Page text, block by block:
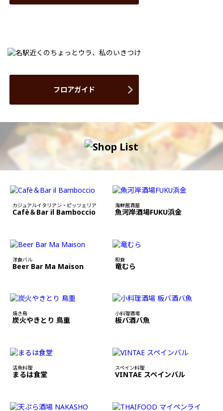
フロアガイド
カジュアルイタリアン・ピッツェリア
Cafè＆Bar il Bamboccio
海鮮居酒屋
魚河岸酒場FUKU浜金
洋食バル
Beer Bar Ma Maison
和食
竜むら
焼き鳥
炭火やきとり 鳥重
小料理酒場
板バ酒バ魚
活魚料理
まるは食堂
スペイン料理
VINTAE スペインバル